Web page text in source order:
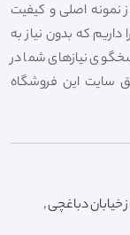
نمونه اصلی و کیفیت
که بدون نیاز به
نیازهای شما در
سایت این فروشگاه
دباغچی ,